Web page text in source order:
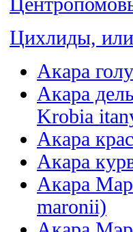
Цихлиды,
Акара
Акара
Krobia
Акара
Акара
Акара
maronii)